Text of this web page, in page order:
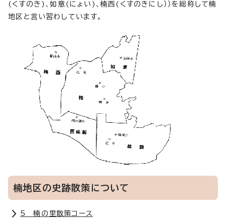
(くすのき)、如意(にょい)、楠西(くすのきにし））を総称して楠
地区と言い習わしています。
楠地区の史跡散策について
5 楠の里散策コース